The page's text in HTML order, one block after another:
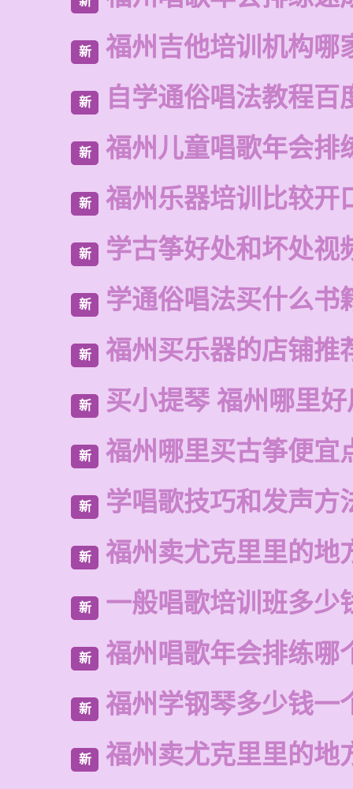
新 福州吉他培训机构哪
新 自学通俗唱法教程百
新 福州儿童唱歌年会排
新 福州乐器培训比较开
新 学古筝好处和坏处视
新 学通俗唱法买什么书
新 福州买乐器的店铺推
新 买小提琴 福州哪里
新 福州哪里买古筝便宜
新 学唱歌技巧和发声方
新 福州卖尤克里里的地
新 一般唱歌培训班多少
新 福州唱歌年会排练哪
新 福州学钢琴多少钱一
新 福州卖尤克里里的地